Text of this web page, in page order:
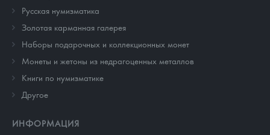
Русская нумизматика
Золотая карманная галерея
Наборы подарочных и коллекционных монет
Монеты и жетоны из недрагоценных металлов
Книги по нумизматике
Другое
ИНФОРМАЦИЯ